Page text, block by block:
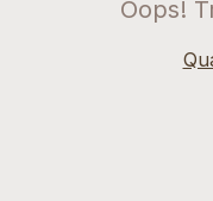
Oops!